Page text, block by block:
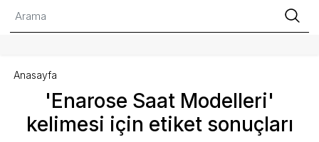
'Enarose Saat Modelleri'
kelimesi için etiket sonuçları
Anasayfa